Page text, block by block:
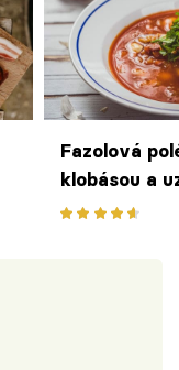
Fazolová
klobásou a